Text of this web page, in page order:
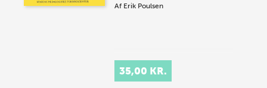
Af Erik Poulsen
35,00 KR.